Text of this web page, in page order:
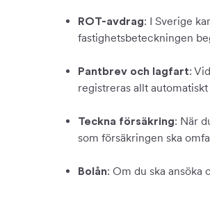
ROT-avdrag: I Sverige
fastighetsbeteckningen
Pantbrev och lagfart:
registreras allt
Teckna försäkring: När
som försäkringen ska
Bolån: Om du ska ansöka